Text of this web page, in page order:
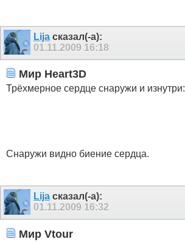
Lija сказал(-а):
01.11.2009 16:18
Мир Heart3D
Трёхмерное сердце снаружи и изнутри:
Снаружи видно биение сердца.
Lija сказал(-а):
01.11.2009 16:32
Мир Vtour